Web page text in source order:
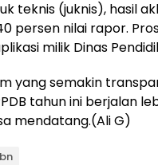
teknis (juknis), hasil
persen nilai rapor.
milik Dinas
yang semakin
tahun ini berjalan
mendatang.(Ali G)